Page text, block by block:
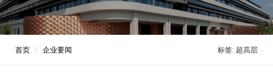
首页 企业要闻 标签: 超高层